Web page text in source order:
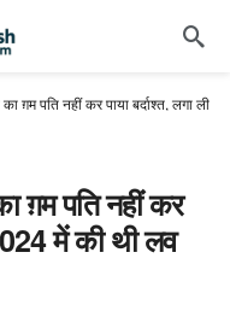
ग़म पति नहीं कर पाया बर्दाश्त, लगा ली
ग़म पति नहीं कर
में की थी लव